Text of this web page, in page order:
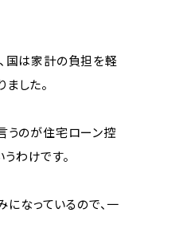
国は家計の負担を軽
した。
うのが住宅ローン控
わけです。
になっているので、一